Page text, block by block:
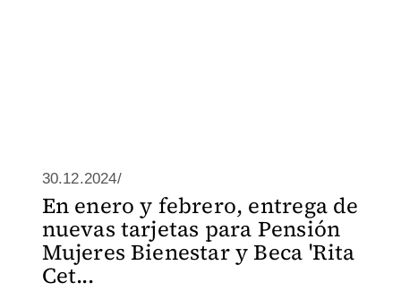
30.12.2024/
En enero y febrero, entrega de
nuevas tarjetas para Pensión
Mujeres Bienestar y Beca 'Rita
Cet...